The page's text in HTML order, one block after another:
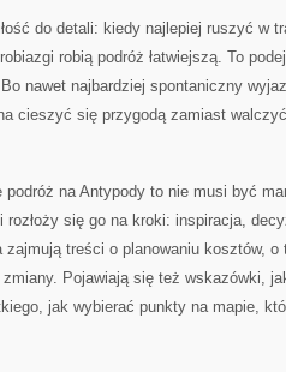
do detali: kiedy najlepiej ruszyć w
robią podróż łatwiejszą. To
nawet najbardziej spontaniczny
cieszyć się przygodą zamiast
na Antypody to nie musi być
się go na kroki: inspiracja,
zajmują treści o planowaniu kosztów,
zmiany. Pojawiają się też wskazówki,
jak wybierać punkty na mapie,